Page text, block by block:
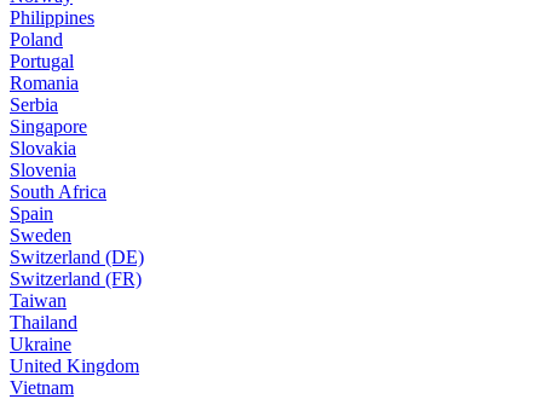
Philippines
Poland
Portugal
Romania
Serbia
Singapore
Slovakia
Slovenia
South Africa
Spain
Sweden
Switzerland (DE)
Switzerland (FR)
Taiwan
Thailand
Ukraine
United Kingdom
Vietnam